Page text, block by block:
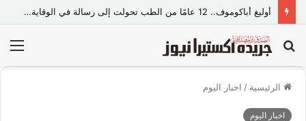
أوليغ أباكوموف.. 12 عامًا من الطب تحولت إلى رسالة في الوقاية وصناعة حياة أكثر صحة
بحث
عن
الرئيسية / اخبار اليوم
اخبار اليوم